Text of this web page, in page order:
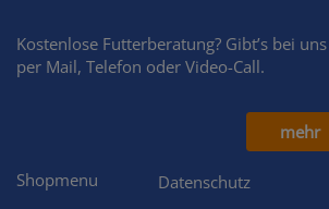
Kostenlose Futterberatung? Gibt’s bei uns
per Mail, Telefon oder Video-Call.
mehr
Shopmenu
Datenschutz